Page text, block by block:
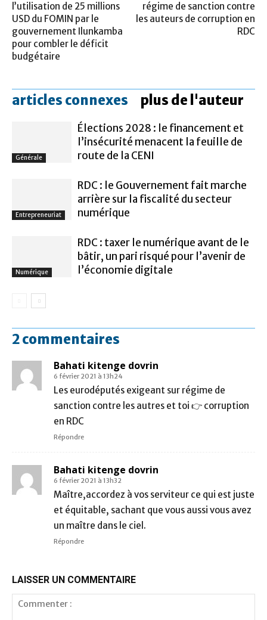
l’utilisation de 25 millions
USD du FOMIN par le
gouvernement Ilunkamba
pour combler le déficit
budgétaire
régime de sanction contre
les auteurs de corruption en
RDC
articles connexes plus de l'auteur
Générale
Élections 2028 : le financement et
l’insécurité menacent la feuille de
route de la CENI
Entrepreneuriat
RDC : le Gouvernement fait marche
arrière sur la fiscalité du secteur
numérique
Numérique
RDC : taxer le numérique avant de le
bâtir, un pari risqué pour l’avenir de
l’économie digitale
2 commentaires
Bahati kitenge dovrin
6 février 2021 à 13h24
Les eurodéputés exigeant sur régime de
sanction contre les autres et toi 👉 corruption
en RDC
Répondre
Bahati kitenge dovrin
6 février 2021 à 13h32
Maître,accordez à vos serviteur ce qui est juste
et équitable, sachant que vous aussi vous avez
un maître dans le ciel.
Répondre
LAISSER UN COMMENTAIRE